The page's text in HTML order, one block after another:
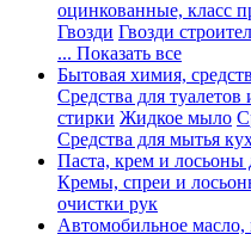
оцинкованные, класс
Гвозди Гвозди
... Показать все
Бытовая химия,
Средства для туалетов
стирки Жидкое мыло
Средства для мытья
Паста, крем и лосьоны
Кремы, спреи и
очистки рук
Автомобильное